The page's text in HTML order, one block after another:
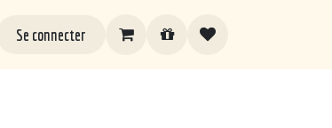
Se connecter